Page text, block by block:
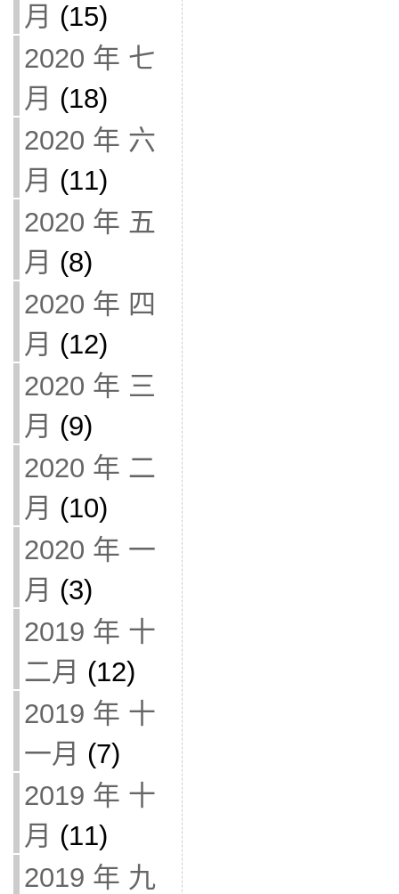
月 (15)
2020 年 七
月 (18)
2020 年 六
月 (11)
2020 年 五
月 (8)
2020 年 四
月 (12)
2020 年 三
月 (9)
2020 年 二
月 (10)
2020 年 一
月 (3)
2019 年 十
二月 (12)
2019 年 十
一月 (7)
2019 年 十
月 (11)
2019 年 九